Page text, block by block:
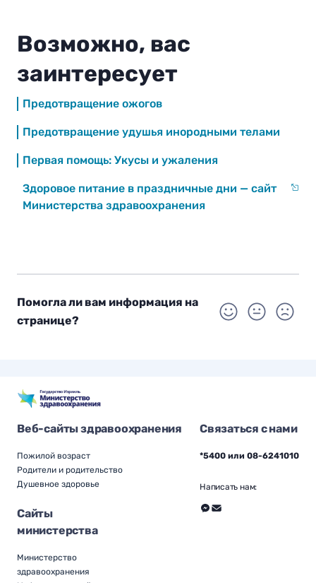
Возможно, вас
заинтересует
Предотвращение ожогов
Предотвращение удушья инородными телами
Первая помощь: Укусы и ужаления
Здоровое питание в праздничные дни — сайт
Министерства здравоохранения
Помогла ли вам информация на
странице?
Веб-сайты здравоохранения
Пожилой возраст
Родители и родительство
Душевное здоровье
Сайты
министерства
Министерство
здравоохранения
Связаться с нами
*5400 или 08-6241010
Написать нам: